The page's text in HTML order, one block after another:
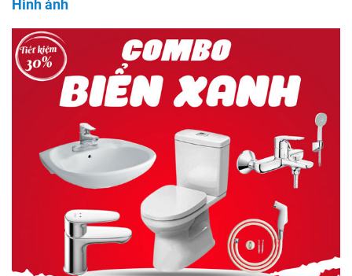
Hình ảnh